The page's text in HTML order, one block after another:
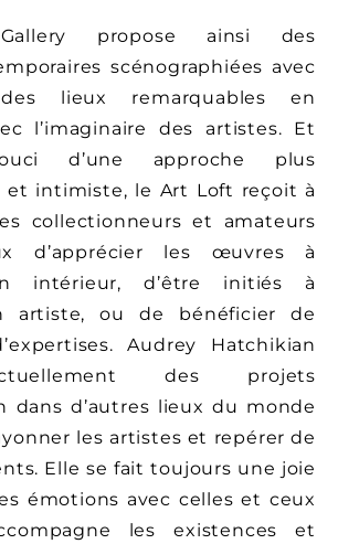
propose ainsi des
scénographiées avec
lieux remarquables en
l’imaginaire des artistes. Et
d’une approche plus
et intimiste, le Art Loft reçoit à
collectionneurs et amateurs
d’apprécier les œuvres à
intérieur, d’être initiés à
artiste, ou de bénéficier de
Audrey Hatchikian
des projets
dans d’autres lieux du monde
les artistes et repérer de
Elle se fait toujours une joie
émotions avec celles et ceux
les existences et